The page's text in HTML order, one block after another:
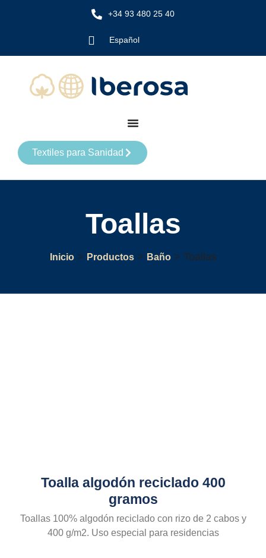
+34 93 480 25 40
Español
Textiles para Sanidad
Toallas
Inicio> Productos> Baño> Toallas
Toalla algodón reciclado 400
gramos
Toallas 100% algodón reciclado con rizo de 2 cabos y
400 g/m2. Uso especial para residencias